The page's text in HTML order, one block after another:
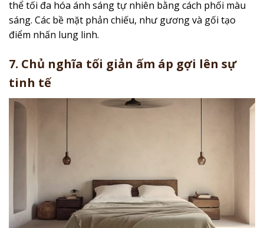
thể tối đa hóa ánh sáng tự nhiên bằng cách phối màu
sáng. Các bề mặt phản chiếu, như gương và gối tạo
điểm nhấn lung linh.
7. Chủ nghĩa tối giản ấm áp gợi lên sự
tinh tế